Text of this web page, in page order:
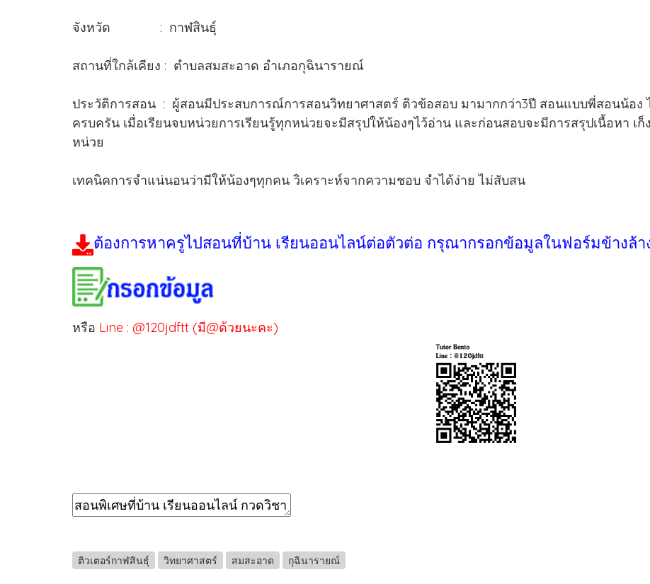
จังหวัด : กาฬสินธุ์
สถานที่ใกล้เคียง : ตำบลสมสะอาด อำเภอกุฉินารายณ์
ประวัติการสอน : ผู้สอนมีประสบการณ์การสอนวิทยาศาสตร์ ติวข้อสอบ มามากกว่า3ปี สอนแบบพี่สอนน้อง
ครบครัน เมื่อเรียนจบหน่วยการเรียนรู้ทุกหน่วยจะมีสรุปให้น้องๆไว้อ่าน และก่อนสอบจะมีการสรุปเนื้อหา เ
หน่วย
เทคนิคการจำแน่นอนว่ามีให้น้องๆทุกคน วิเคราะห์จากความชอบ จำได้ง่าย ไม่สับสน
ต้องการหาครูไปสอนที่บ้าน เรียนออนไลน์ต่อตัวต่อ กรุณากรอกข้อมูลในฟอร์มข้างล้า
หรือ Line : @120jdftt (มี@ด้วยนะคะ)
ติวเตอร์กาฬสินธุ์ วิทยาศาสตร์ สมสะอาด กุฉินารายณ์